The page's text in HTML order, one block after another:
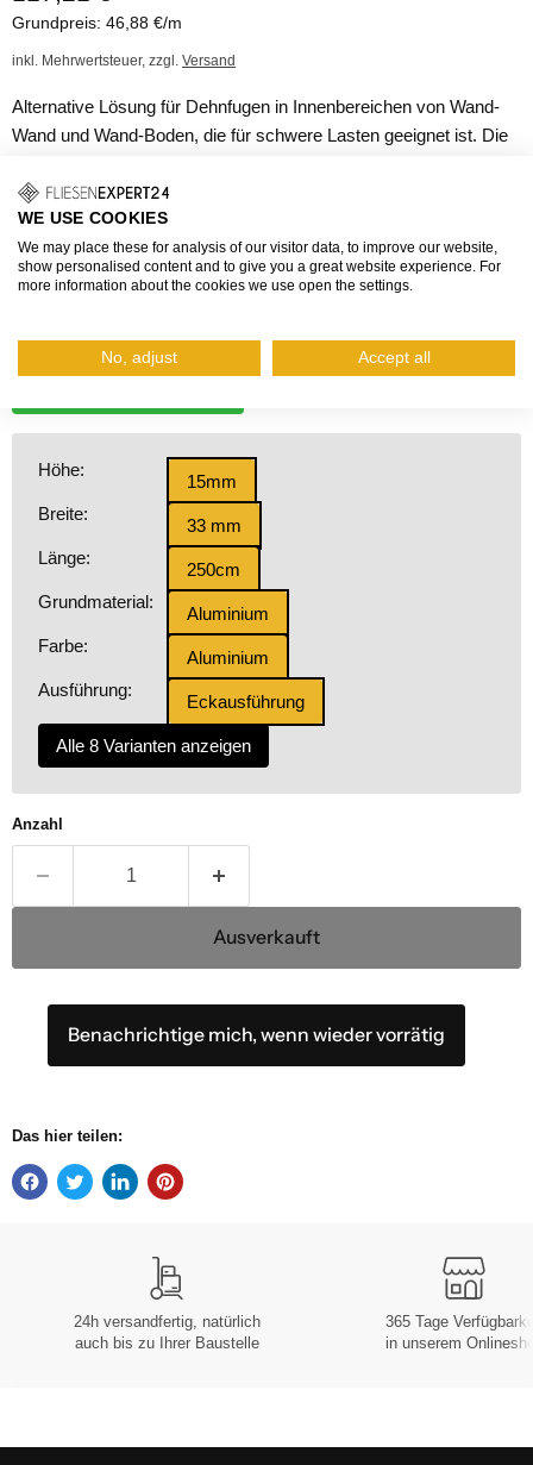
Grundpreis: 46,88 €/m
inkl. Mehrwertsteuer, zzgl. Versand
Alternative Lösung für Dehnfugen in Innenbereichen von Wand-
Wand und Wand-Boden, die für schwere Lasten geeignet ist. Die
Sichtbreite von 33 mm und wurden speziell für den Einsatz unter
hohen Belastungen entwickelt. Die seitlichen Aluminium-Profile
sind mit einer Einlage aus EPDM (thermoplastisches Elastomer)
verbunden, die sowohl horizontale als auch vertikale Bewegungen
ausgetauscht werden.
Höhe:
15mm
Breite:
33 mm
Länge:
250cm
Grundmaterial:
Aluminium
Farbe:
Aluminium
Ausführung:
Eckausführung
Alle 8 Varianten anzeigen
Anzahl
Ausverkauft
Benachrichtige mich, wenn wieder vorrätig
Das hier teilen:
24h versandfertig, natürlich
auch bis zu Ihrer Baustelle
365 Tage
in unserem
WE USE COOKIES
We may place these for analysis of our visitor data, to improve our website,
show personalised content and to give you a great website experience. For
more information about the cookies we use open the settings.
No, adjust Accept all